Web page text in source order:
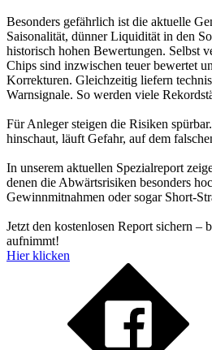
Besonders gefährlich ist die aktuelle
Saisonalität, dünner Liquidität in den
historisch hohen Bewertungen. Selbst
Chips sind inzwischen teuer bewertet
Korrekturen. Gleichzeitig liefern
Warnsignale. So werden viele
Für Anleger steigen die Risiken
hinschaut, läuft Gefahr, auf dem
In unserem aktuellen Spezialreport
denen die Abwärtsrisiken besonders
Gewinnmitnahmen oder sogar Short-
Jetzt den kostenlosen Report sichern –
aufnimmt!
Hier klicken